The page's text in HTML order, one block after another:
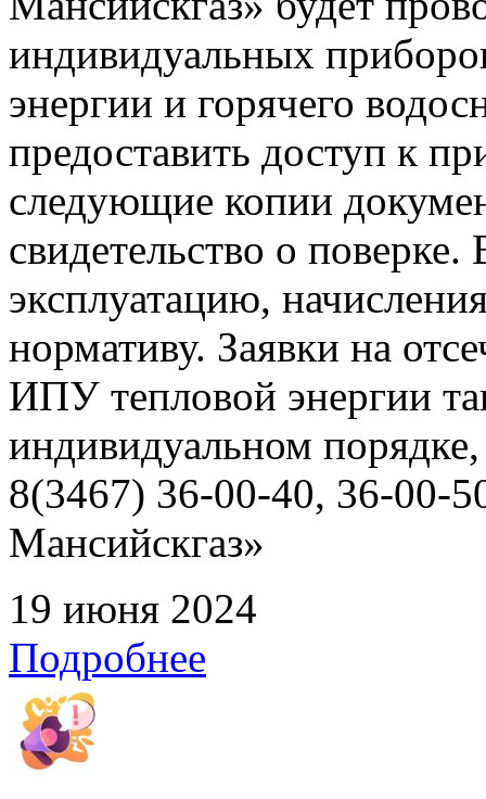
индивидуальных
энергии и горячего
предоставить доступ к
следующие копии
свидетельство о
эксплуатацию,
нормативу. Заявки на
ИПУ тепловой энергии
индивидуальном
8(3467) 36-00-40, 36-
Мансийскгаз»
19 июня 2024
Подробнее